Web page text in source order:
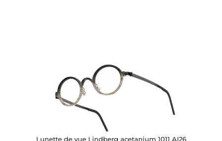
Lunette de vue Lindberg acetanium 1011 AI26